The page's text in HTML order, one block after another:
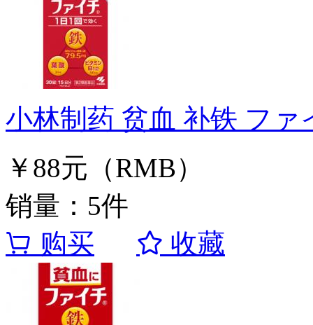
小林制药 贫血 补铁 ファ
￥88元（RMB）
销量：5件
购买
收藏